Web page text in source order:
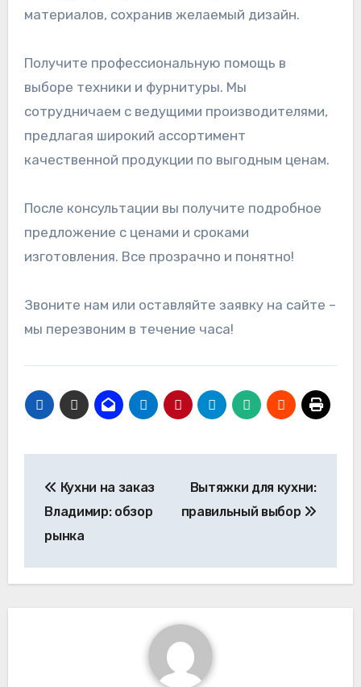
материалов, сохранив желаемый дизайн.
Получите профессиональную помощь в
выборе техники и фурнитуры. Мы
сотрудничаем с ведущими производителями,
предлагая широкий ассортимент
качественной продукции по выгодным ценам.
После консультации вы получите подробное
предложение с ценами и сроками
изготовления. Все прозрачно и понятно!
Звоните нам или оставляйте заявку на сайте –
мы перезвоним в течение часа!
по
записям
Кухни на заказ
Владимир: обзор
рынка
Вытяжки для кухни:
правильный выбор